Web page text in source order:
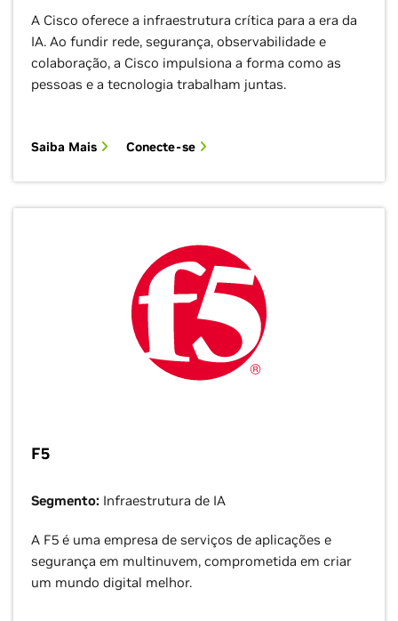
A Cisco oferece a infraestrutura crítica para a era da
IA. Ao fundir rede, segurança, observabilidade e
colaboração, a Cisco impulsiona a forma como as
pessoas e a tecnologia trabalham juntas.
Saiba Mais Conecte-se
F5
Segmento: Infraestrutura de IA
A F5 é uma empresa de serviços de aplicações e
segurança em multinuvem, comprometida em criar
um mundo digital melhor.